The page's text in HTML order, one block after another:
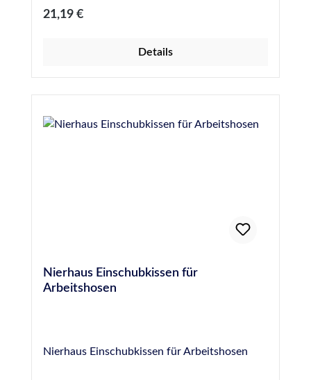
Dauereinsatz, bei großem Schutz durch die
stabile und außen nochmals mit Gummipads
Kniebereich flächig schützt. Der Knieschoner
Zertifiziert nach DIN EN 14404,
Regulärer Preis:
21,19 €
Details
Nierhaus Einschubkissen für
Arbeitshosen
Nierhaus Einschubkissen für Arbeitshosen